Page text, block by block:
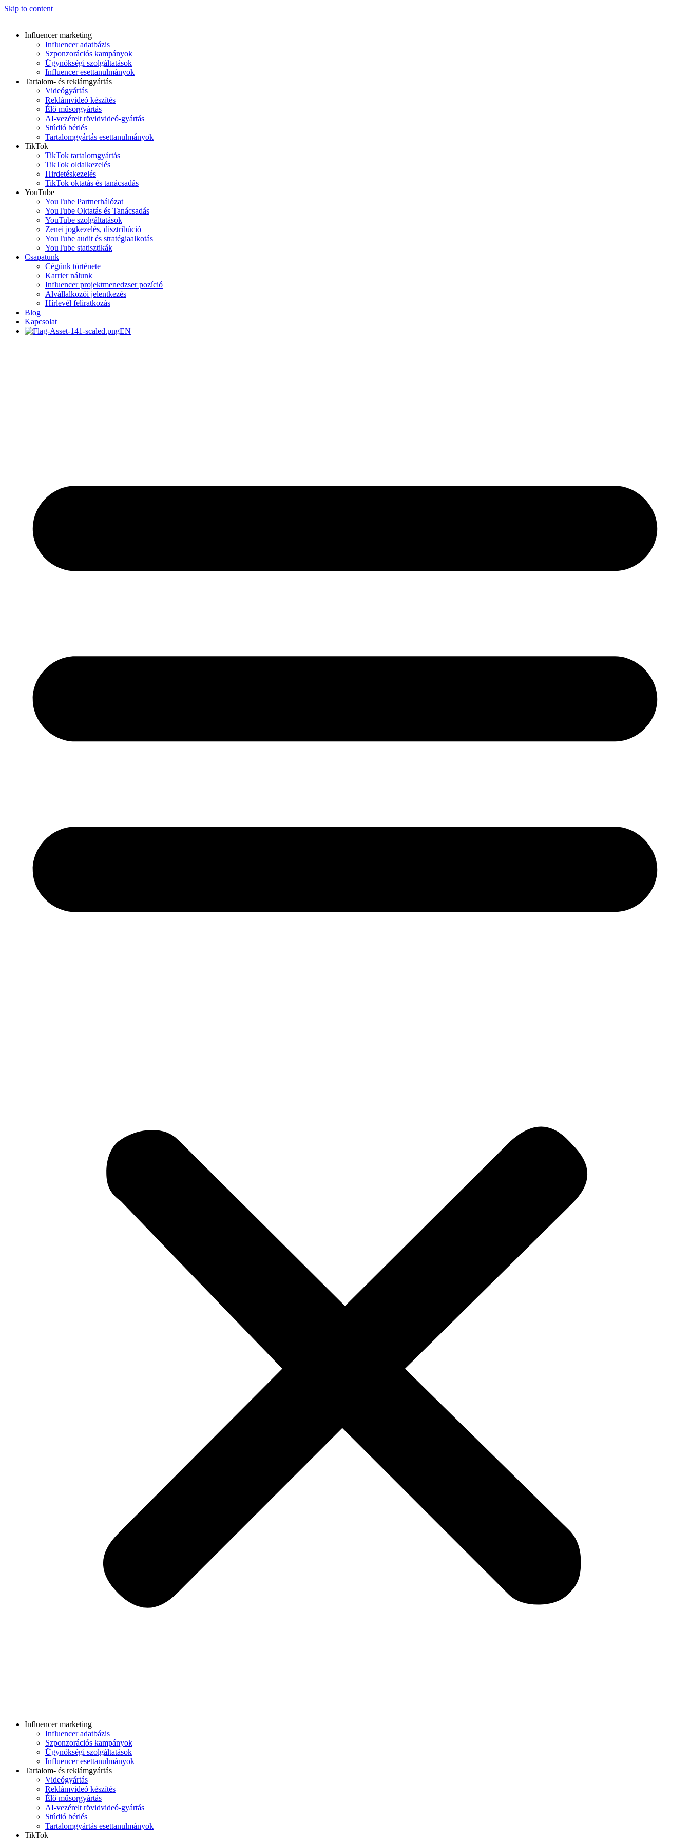
Skip to content
Influencer marketing
Influencer adatbázis
Szponzorációs kampányok
Ügynökségi szolgáltatások
Influencer esettanulmányok
Tartalom- és reklámgyártás
Videógyártás
Reklámvideó készítés
Élő műsorgyártás
AI-vezérelt rövidvideó-gyártás
Stúdió bérlés
Tartalomgyártás esettanulmányok
TikTok
TikTok tartalomgyártás
TikTok oldalkezelés
Hirdetéskezelés
TikTok oktatás és tanácsadás
YouTube
YouTube Partnerhálózat
YouTube Oktatás és Tanácsadás
YouTube szolgáltatások
Zenei jogkezelés, disztribúció
YouTube audit és stratégiaalkotás
YouTube statisztikák
Csapatunk
Cégünk története
Karrier nálunk
Influencer projektmenedzser pozíció
Alvállalkozói jelentkezés
Hírlevél feliratkozás
Blog
Kapcsolat
EN
Influencer marketing
Influencer adatbázis
Szponzorációs kampányok
Ügynökségi szolgáltatások
Influencer esettanulmányok
Tartalom- és reklámgyártás
Videógyártás
Reklámvideó készítés
Élő műsorgyártás
AI-vezérelt rövidvideó-gyártás
Stúdió bérlés
Tartalomgyártás esettanulmányok
TikTok